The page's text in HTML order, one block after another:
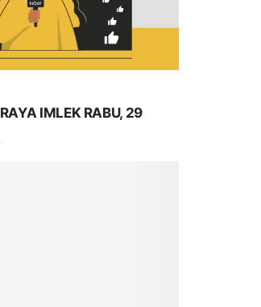
IMLEK RABU, 29